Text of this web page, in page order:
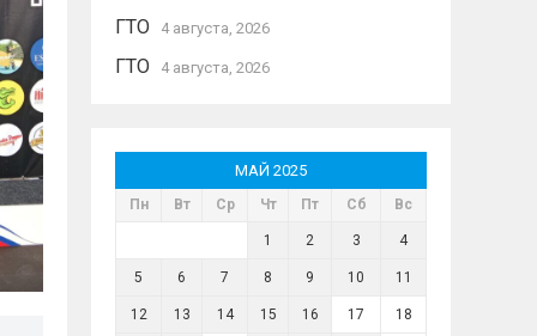
ГТО 4 августа, 2026
ГТО 4 августа, 2026
МАЙ 2025
Пн Вт Ср Чт Пт Сб Вс
1 2 3 4
5 6 7 8 9 10 11
12 13 14 15 16 17 18